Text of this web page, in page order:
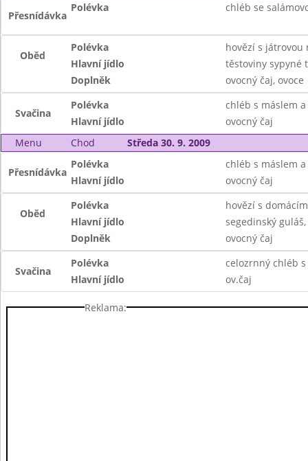
Přesnídávka
Polévka chléb se
Oběd
Polévka
hovězí s játrovou
Hlavní jídlo
těstoviny sypyné
Doplněk
ovocný čaj, ovoce
Svačina
Polévka
chléb s máslem
Hlavní jídlo
ovocný čaj
Menu
Chod Středa 30. 9. 2009
Přesnídávka
Polévka
chléb s máslem
Hlavní jídlo
ovocný čaj
Oběd
Polévka
hovězí s
Hlavní jídlo
segedinský
Doplněk
ovocný čaj
Svačina
Polévka
celozrnný chléb
Hlavní jídlo
ov.čaj
Reklama: